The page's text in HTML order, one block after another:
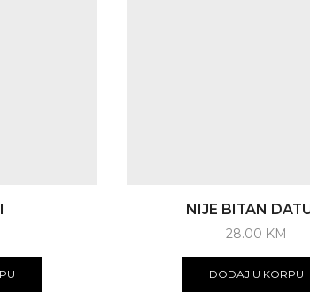
NIJE BITAN
28.00 KM
DODAJ U KORPU